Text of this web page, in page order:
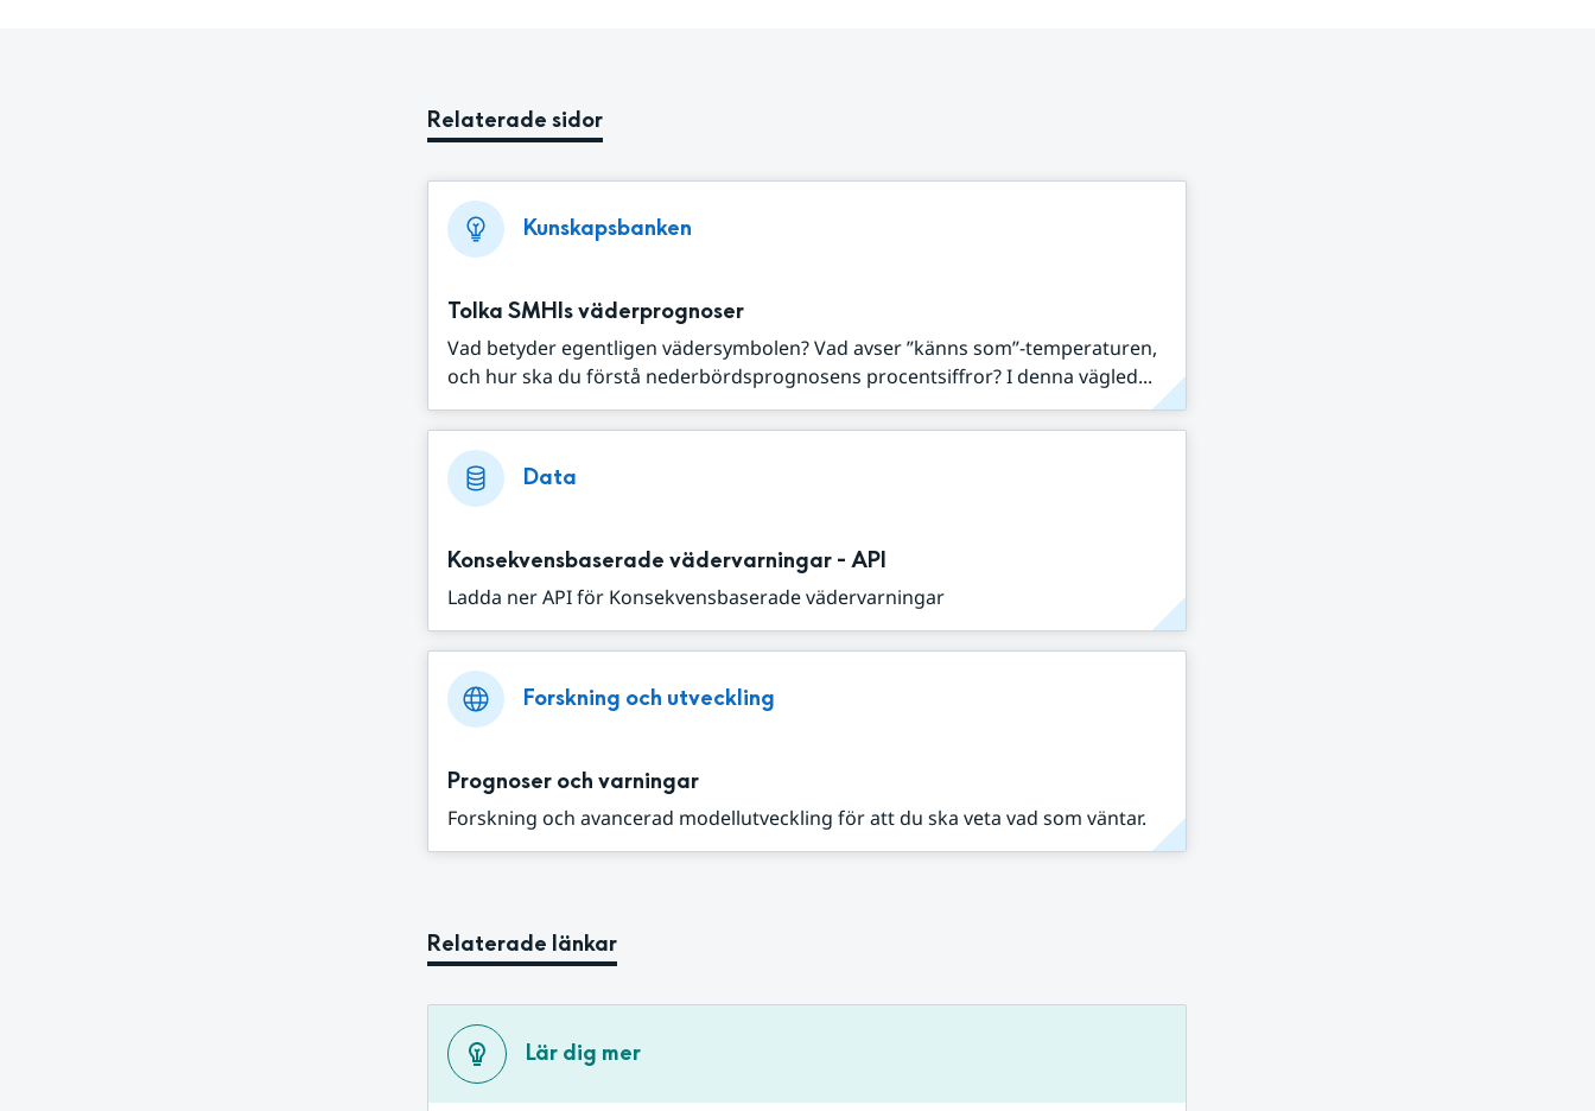
Relaterade sidor
Kunskapsbanken
Tolka SMHIs väderprognoser
Vad betyder egentligen vädersymbolen? Vad avser ”känns som”-temperaturen,
och hur ska du förstå nederbördsprognosens procentsiffror? I denna vägled...
Data
Konsekvensbaserade vädervarningar - API
Ladda ner API för Konsekvensbaserade vädervarningar
Forskning och utveckling
Prognoser och varningar
Forskning och avancerad modellutveckling för att du ska veta vad som väntar.
Relaterade länkar
Lär dig mer